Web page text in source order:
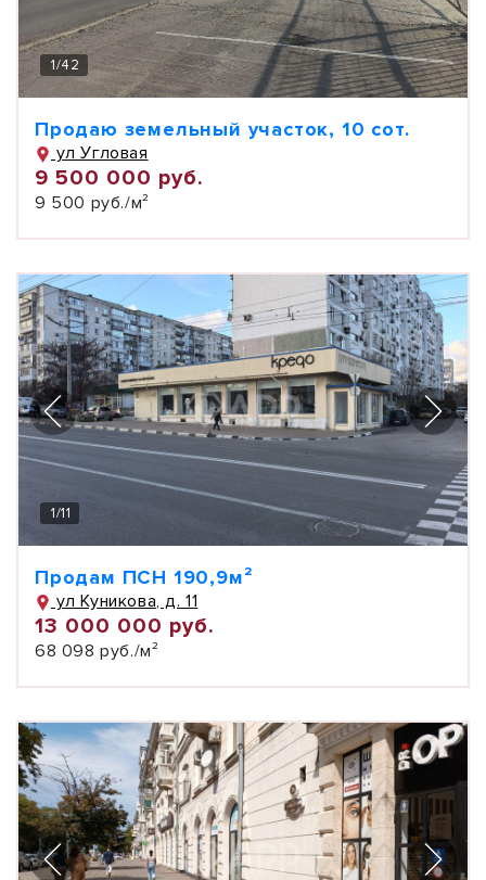
1/42
Продаю земельный участок, 10 сот.
ул Угловая
9 500 000 руб.
9 500 руб./м²
1/11
Продам ПСН 190,9м²
ул Куникова, д. 11
13 000 000 руб.
68 098 руб./м²